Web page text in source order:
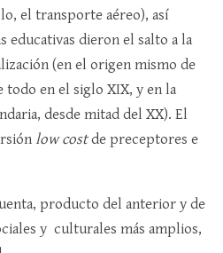
el transporte aéreo), así
educativas dieron el salto a la
(en el origen mismo de
todo en el siglo XIX, y en la
desde mitad del XX). El
low costde preceptores e
producto del anterior y de
y culturales más amplios,